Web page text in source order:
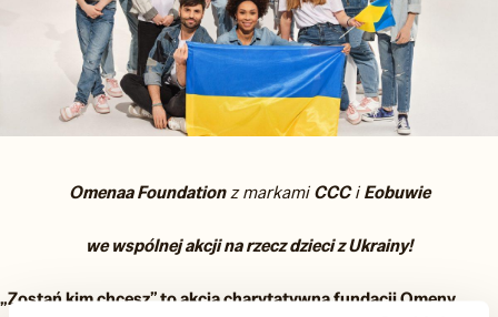
Omenaa Foundationz markamiCCCiEobuwie
we wspólnej akcji na rzecz dzieci z Ukrainy!
„Zostań kim chcesz” to akcja charytatywna fundacji Omeny